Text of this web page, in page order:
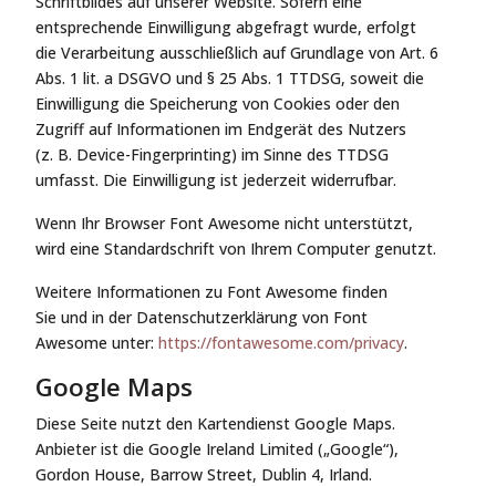
entsprechende Einwilligung abgefragt wurde, erfolgt
die Verarbeitung ausschließlich auf Grundlage von Art. 6
Abs. 1 lit. a DSGVO und § 25 Abs. 1 TTDSG, soweit die
Einwilligung die Speicherung von Cookies oder den
Zugriff auf Informationen im Endgerät des Nutzers
(z. B. Device-Fingerprinting) im Sinne des TTDSG
umfasst. Die Einwilligung ist jederzeit widerrufbar.
Wenn Ihr Browser Font Awesome nicht unterstützt,
wird eine Standardschrift von Ihrem Computer genutzt.
Weitere Informationen zu Font Awesome finden
Sie und in der Datenschutzerklärung von Font
Awesome unter: https://fontawesome.com/privacy.
Google Maps
Diese Seite nutzt den Kartendienst Google Maps.
Anbieter ist die Google Ireland Limited („Google“),
Gordon House, Barrow Street, Dublin 4, Irland.